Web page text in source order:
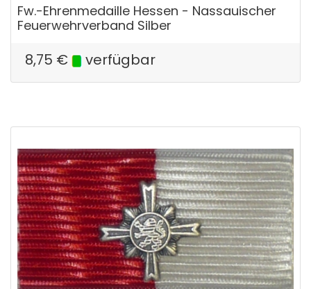
Fw.-Ehrenmedaille Hessen - Nassauischer
Feuerwehrverband Silber
8,75 € verfügbar